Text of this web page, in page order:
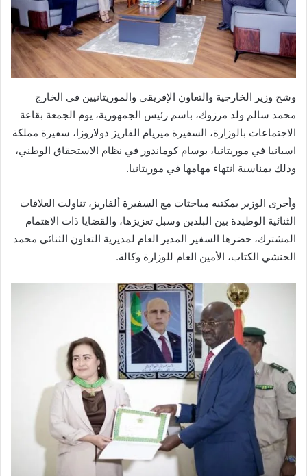
وشح وزير الخارجية والتعاون الإفريقي والموريتانيين في الخارج
محمد سالم ولد مرزوك، باسم رئيس الجمهورية، يوم الجمعة بقاعة
الاجتماعات بالوزارة، السفيرة ميريام الفاريز دولاروزا، سفيرة مملكة
اسبانيا في موريتانيا، بوسام كوماندور في نظام الاستحقاق الوطني،
وذلك بمناسبة انتهاء مهامها في موريتانيا.
وأجرى الوزير بمكتبه مباحثات مع السفيرة ألفاريز، تناولت العلاقات
الثنائية الوطيدة بين البلدين وسبل تعزيزها، والقضايا ذات الاهتمام
المشترك، حضرها السفير المدير العام لمديرية التعاون الثنائي محمد
الحنشي الكتاب، الأمين العام للوزارة وكالة.